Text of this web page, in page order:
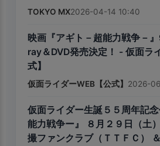
TOKYO MX2026-04-14 10:40
映画『アギト－超能力戦争－
ray＆DVD発売決定！ - 仮面ラ
式】
仮面ライダーWEB【公式】 2026-
仮面ライダー生誕５５周年記
能力戦争ー』 ８月２９日（土
撮ファンクラブ（ＴＴＦＣ）